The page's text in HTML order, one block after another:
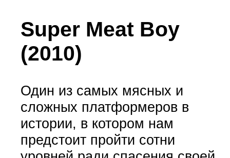
Super Meat Boy
(2010)
Один из самых мясных и
сложных платформеров в
истории, в котором нам
предстоит пройти сотни